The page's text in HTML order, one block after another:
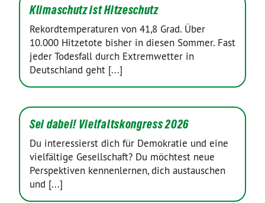
Klimaschutz ist Hitzeschutz
Rekordtemperaturen von 41,8 Grad. Über
10.000 Hitzetote bisher in diesen Sommer. Fast
jeder Todesfall durch Extremwetter in
Deutschland geht [...]
Sei dabei! Vielfaltskongress 2026
Du interessierst dich für Demokratie und eine
vielfältige Gesellschaft? Du möchtest neue
Perspektiven kennenlernen, dich austauschen
und [...]